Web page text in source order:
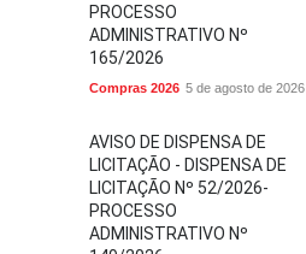
PROCESSO
ADMINISTRATIVO Nº
165/2026
Compras 2026 5 de agosto de 2026
AVISO DE DISPENSA DE
LICITAÇÃO - DISPENSA DE
LICITAÇÃO Nº 52/2026-
PROCESSO
ADMINISTRATIVO Nº